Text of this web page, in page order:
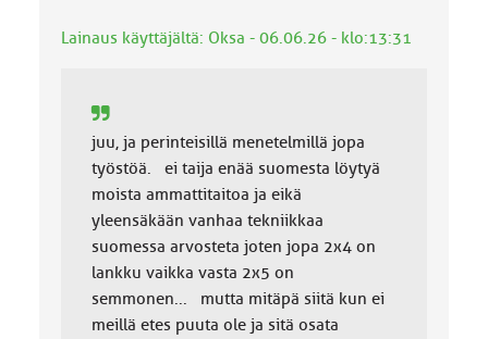
k
Lainaus käyttäjältä: Oksa - 06.06.26 - klo:13:31
juu, ja perinteisillä menetelmillä jopa
työstöä. ei taija enää suomesta löytyä
moista ammattitaitoa ja eikä
yleensäkään vanhaa tekniikkaa
suomessa arvosteta joten jopa 2x4 on
lankku vaikka vasta 2x5 on
semmonen... mutta mitäpä siitä kun ei
meillä etes puuta ole ja sitä osata